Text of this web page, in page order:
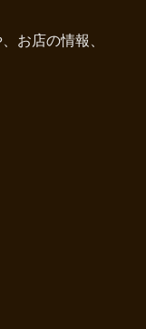
お店の情報、